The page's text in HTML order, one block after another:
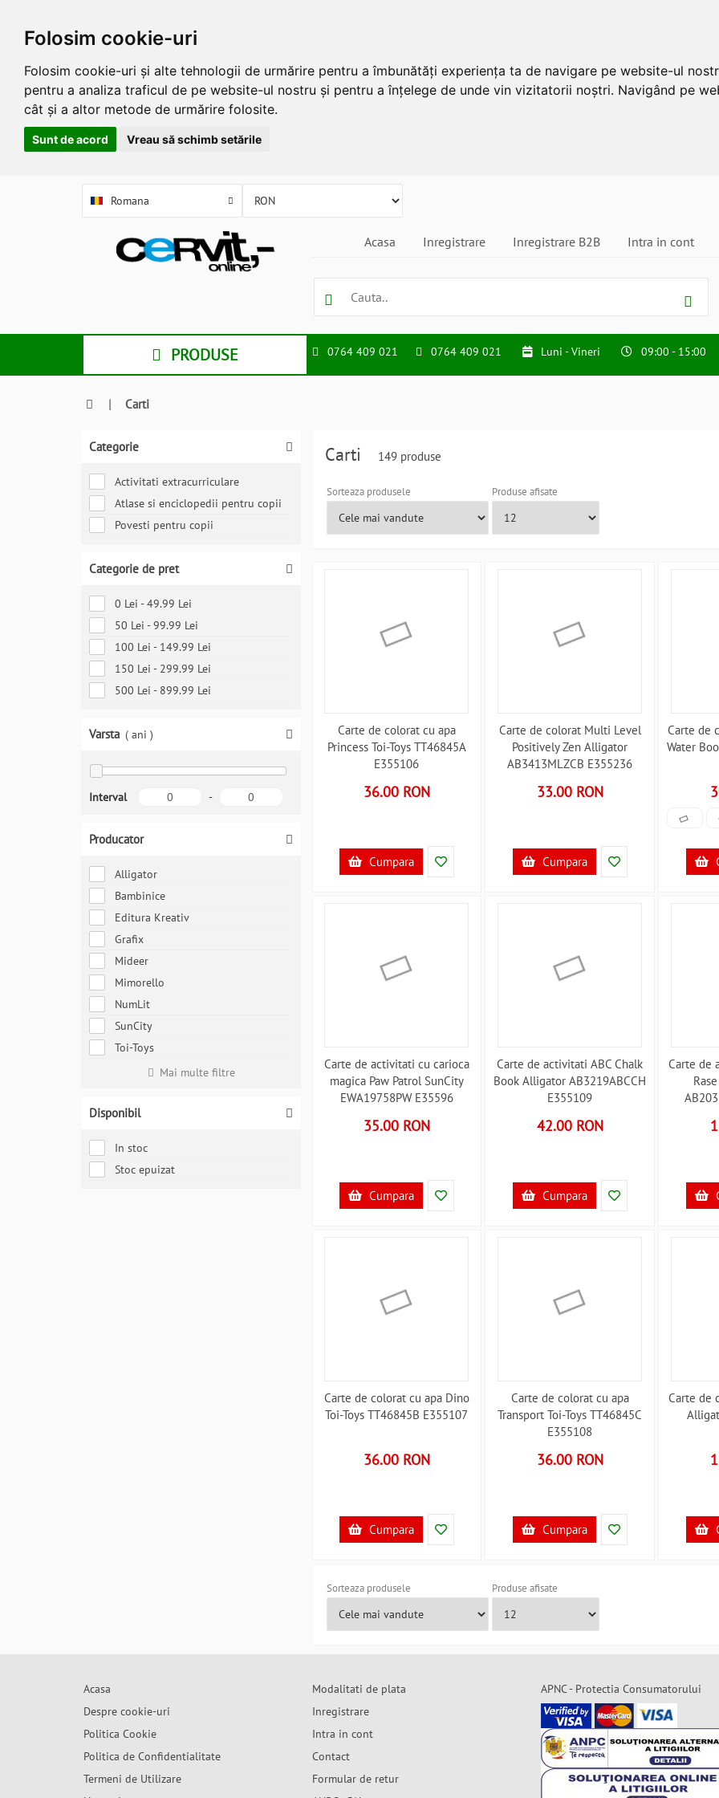
Folosim cookie-uri
Folosim cookie-uri și alte tehnologii de urmărire pentru a îmbunătăți experiența ta de navigare pe website-ul
pentru a analiza traficul de pe website-ul nostru și pentru a înțelege de unde vin vizitatorii noștri. Navigând pe
cât și a altor metode de urmărire folosite.
Sunt de acord Vreau să schimb setările
Romana
Acasa Inregistrare Inregistrare B2B Intra in cont
PRODUSE 0764 409 021 0764 409 021 Luni - Vineri 09:00 - 15:00
| Carti
Categorie
Activitati extracurriculare
Atlase si enciclopedii pentru copii
Povesti pentru copii
Categorie de pret
0 Lei - 49.99 Lei
50 Lei - 99.99 Lei
100 Lei - 149.99 Lei
150 Lei - 299.99 Lei
500 Lei - 899.99 Lei
Varsta ( ani )
Interval -
Producator
Alligator
Bambinice
Editura Kreativ
Grafix
Mideer
Mimorello
NumLit
SunCity
Toi-Toys
Mai multe filtre
Disponibil
In stoc
Stoc epuizat
Carti 149 produse
Sorteaza produsele Produse afisate
Carte de colorat cu apa
Princess Toi-Toys TT46845A
E355106
36.00 RON
Cumpara
Carte de colorat Multi Level
Positively Zen Alligator
AB3413MLZCB E355236
33.00 RON
Cumpara
Carte de
Water
Carte de activitati cu carioca
magica Paw Patrol SunCity
EWA19758PW E35596
35.00 RON
Cumpara
Carte de activitati ABC Chalk
Book Alligator AB3219ABCCH
E355109
42.00 RON
Cumpara
Carte de
Carte de colorat cu apa Dino
Toi-Toys TT46845B E355107
36.00 RON
Cumpara
Carte de colorat cu apa
Transport Toi-Toys TT46845C
E355108
36.00 RON
Cumpara
Carte de
Sorteaza produsele Produse afisate
Acasa
Despre cookie-uri
Politica Cookie
Politica de Confidentialitate
Termeni de Utilizare
Modalitati de plata
Inregistrare
Intra in cont
Contact
Formular de retur
APNC - Protectia Consumatorului